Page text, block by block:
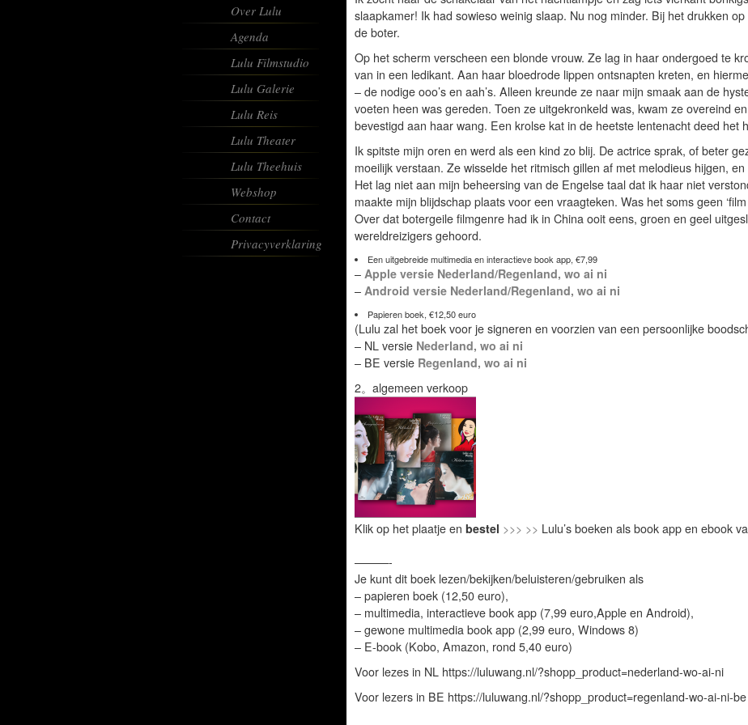
Over Lulu
Agenda
Lulu Filmstudio
Lulu Galerie
Lulu Reis
Lulu Theater
Lulu Theehuis
Webshop
Contact
Privacyverklaring
slaapkamer! Ik had sowieso weinig slaap. Nu nog minder. Bij het drukken
de boter.
Op het scherm verscheen een blonde vrouw. Ze lag in haar ondergoed te
van in een ledikant. Aan haar bloedrode lippen ontsnapten kreten, en
– de nodige ooo’s en aah’s. Alleen kreunde ze naar mijn smaak aan de
voeten heen was gereden. Toen ze uitgekronkeld was, kwam ze overeind
bevestigd aan haar wang. Een krolse kat in de heetste lentenacht deed het
Ik spitste mijn oren en werd als een kind zo blij. De actrice sprak, of beter
moeilijk verstaan. Ze wisselde het ritmisch gillen af met melodieus hijgen,
Het lag niet aan mijn beheersing van de Engelse taal dat ik haar niet
maakte mijn blijdschap plaats voor een vraagteken. Was het soms geen
Over dat botergeile filmgenre had ik in China ooit eens, groen en geel
wereldreizigers gehoord.
Een uitgebreide multimedia en interactieve book app, €7,99
– Apple versie Nederland/Regenland, wo ai ni
– Android versie Nederland/Regenland, wo ai ni
Papieren boek, €12,50 euro
(Lulu zal het boek voor je signeren en voorzien van een persoonlijke
– NL versie Nederland, wo ai ni
– BE versie Regenland, wo ai ni
2。algemeen verkoop
Klik op het plaatje en bestel >>> >> Lulu’s boeken als book app en ebook
———-
Je kunt dit boek lezen/bekijken/beluisteren/gebruiken als
– papieren boek (12,50 euro),
– multimedia, interactieve book app (7,99 euro,Apple en Android),
– gewone multimedia book app (2,99 euro, Windows 8)
– E-book (Kobo, Amazon, rond 5,40 euro)
Voor lezes in NL https://luluwang.nl/?shopp_product=nederland-wo-ai-ni
Voor lezers in BE https://luluwang.nl/?shopp_product=regenland-wo-ai-ni-be